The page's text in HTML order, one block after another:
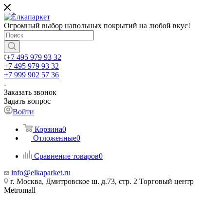
Огромный выбор напольных покрытий на любой вкус!
+7 495 979 93 32
+7 495 979 93 32
+7 999 902 57 36
Заказать звонок
Задать вопрос
Войти
Корзина0
Отложенные0
Сравнение товаров0
info@elkaparket.ru
г. Москва, Дмитровское ш. д.73, стр. 2 Торговый центр
Metromall